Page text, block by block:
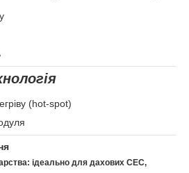
(hot-spot)
ідеально для дахових СЕС,